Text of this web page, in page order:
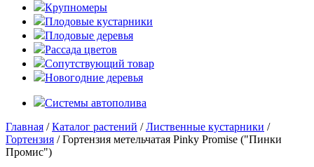
Крупномеры
Плодовые кустарники
Плодовые деревья
Рассада цветов
Сопутствующий товар
Новогодние деревья
Системы автополива
Главная /Каталог растений /Лиственные кустарники /
Гортензия / Гортензия метельчатая Pinky Promise ("Пинки
Промис")